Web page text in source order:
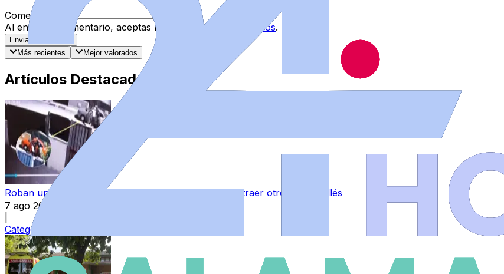
Comentario
Al enviar tu comentario, aceptas las
normas de comentarios.
Enviar Comentario
Más recientes
Mejor valorados
Artículos Destacados
Roban un coche en Salamanca y lo utilizan para sustraer otro en La Vellés
7 ago 2026
Categoría: